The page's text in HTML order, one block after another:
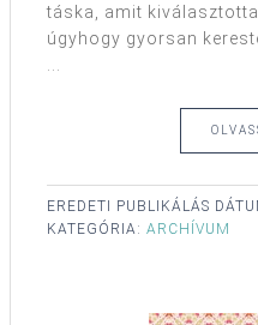
táska, amit
úgyhogy gyorsan
EREDETI PUBLIKÁLÁS
KATEGÓRIA: ARCHÍVUM